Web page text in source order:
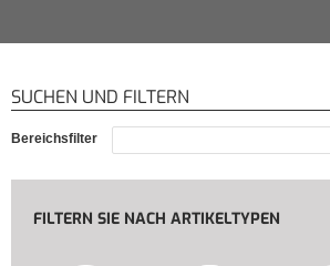
SUCHEN UND FILTERN
Bereichsfilter
FILTERN SIE NACH ARTIKELTYPEN